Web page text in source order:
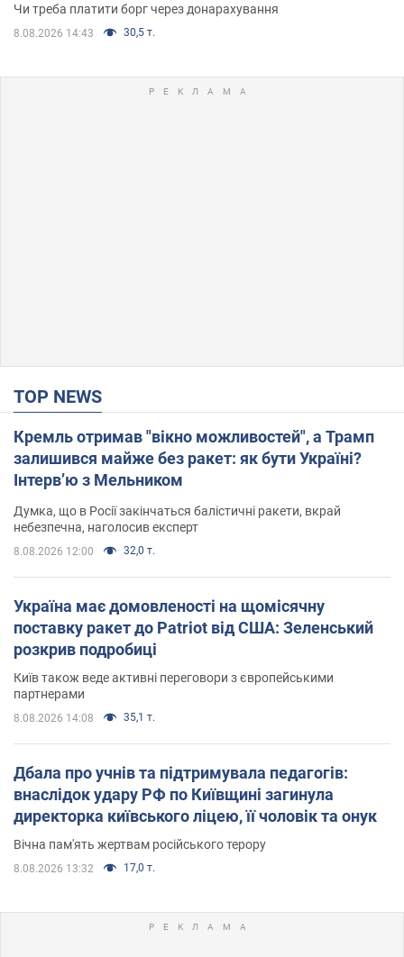
Чи треба платити борг через донарахування
8.08.2026 14:43 30,5 т.
TOP NEWS
Кремль отримав "вікно можливостей", а Трамп
залишився майже без ракет: як бути Україні?
Інтерв’ю з Мельником
Думка, що в Росії закінчаться балістичні ракети, вкрай
небезпечна, наголосив експерт
8.08.2026 12:00 32,0 т.
Україна має домовленості на щомісячну
поставку ракет до Patriot від США: Зеленський
розкрив подробиці
Київ також веде активні переговори з європейськими
партнерами
8.08.2026 14:08 35,1 т.
Дбала про учнів та підтримувала педагогів:
внаслідок удару РФ по Київщині загинула
директорка київського ліцею, її чоловік та онук
Вічна пам'ять жертвам російського терору
8.08.2026 13:32 17,0 т.